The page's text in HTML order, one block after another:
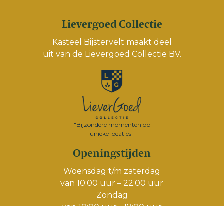
Lievergoed Collectie
Kasteel Bijstervelt maakt deel
uit van de Lievergoed Collectie BV.
"Bijzondere momenten op
unieke locaties"
Openingstijden
Woensdag t/m zaterdag
van 10:00 uur – 22:00 uur
Zondag